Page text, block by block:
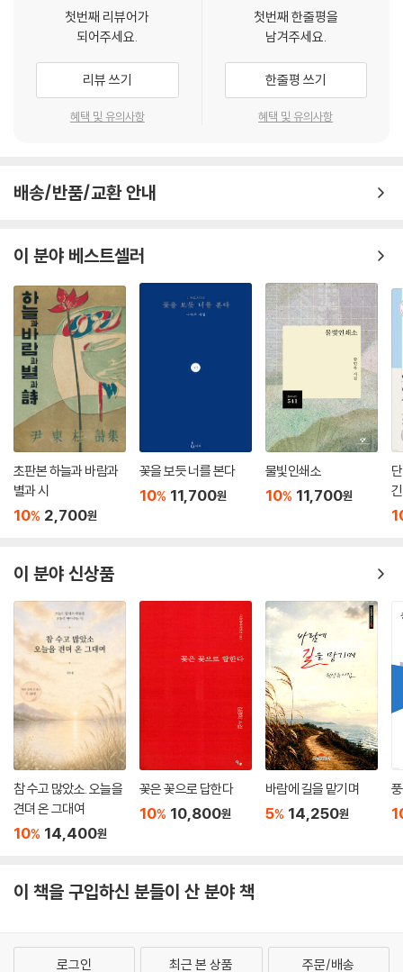
빈 집에 혼자
앙숙과 친구 사이
소실점
출렁거리는 오후
말言 무덤
詩를 묶으며
시집해설_ 복효근 시인
맑은 그늘에 이끌려
내소사 대웅보전 앞에 섰습니다
꽃잎의 무구한 민낯은
나지막이 읊는 독경을 닮았고
저녁 예불 목탁 소리에
아미타불 노을이 피어납니다
_ 「꽃살」 전문
여기서 꽃살은 사찰 내소사 대웅보전의 꽃살문을 가리킨다. 대웅전 큰 문
의 나무문살이 온통 연꽃, 모란, 국화 등 꽃무늬로 새겨져 있다. 청정도량
부처의 세계를 장엄하는 것이다. 애초 단청이 입혀졌었는지는 모르나 낡고
퇴색하여 고색창연하고 고졸한 멋으로 유명한 문살이다. 그 꽃문살, 단청
을 입지 않고 시간에 풍화되어가는 꽃잎의 무구한 민낯을 시인은 비유를
통해 청각적 심상으로 그려낸다. 즉 민낯의 ‘꽃살’이 “나지막이 읊는 독
경”과 같다는 것이다. 꽃문살이 독경 같다니, 나지막이 읊는 독경 소리 같
다니! 빼어난 비유가 아닐 수 없다. 그 독경은 귀로 듣는 게 아니라 눈을 통
문은 안으로 잠겨있다. 걸어 잠근 문 안 대웅전엔 가득 향기가 차 있을진대
꽃문살을 통하여 흘러나오는 그 향기를 시인은 “사미니의 아껴둔 눈물
같”다고 표현한다. 역시 후각을 시각화시키는 놀라운 비유를 구사하고 있
음을 본다. 향기를 시각으로 맡는 것이다. 사미니는 출가를 하여 사미니 10
계를 받았으나 아직 정식 비구니 구족계를 받지 아니한 예비 스님을 가리
킨다. 세속과 절연하고 불도를 이루어 성불하겠다는 염원이 간절할수록 그
정진의 길은 고행의 길이 아닐 수 없다. 어찌 소리 내어 울고 싶은 순간이
한두 번일까. 그러나 함부로 울 수도 없어 눈물을 아낄 수밖에 없다. 그 염
원도 향기롭지만 그 인욕의 자세 또한 향기롭지 않을 수 없다. “안으로 걸
어 잠근 향기”는 그래서 대웅보전에 가득한 향기와 함께 사미니의 내면 풍
경을 표현한 것으로 볼 수 있다. 그래서 ‘향기 = 눈물’의 등식이 성립되는
것이다.
모호하다. 사미니의 기도인지 혹은 시적 화자의 기도인 분명하지 않다. 아
락으로 이끈다는 구원불이다. 사미니의 기도이든 시적 화자의 기도이든 이
첫번째 리뷰어가
되어주세요.
리뷰 쓰기
혜택 및 유의사항
첫번째 한줄평을
남겨주세요.
한줄평 쓰기
혜택 및 유의사항
배송/반품/교환 안내
이 분야 베스트셀러
초판본 하늘과 바람과
별과 시
10% 2,700원
꽃을 보듯 너를 본다
10% 11,700원
물빛인쇄소
10% 11,700원
이 분야 신상품
참 수고 많았소. 오늘을
견뎌 온 그대여
10% 14,400원
꽃은 꽃으로 답한다
10% 10,800원
바람에 길을 맡기며
5% 14,250원
이 책을 구입하신 분들이 산 분야 책
로그인 최근 본 상품 주문/배송